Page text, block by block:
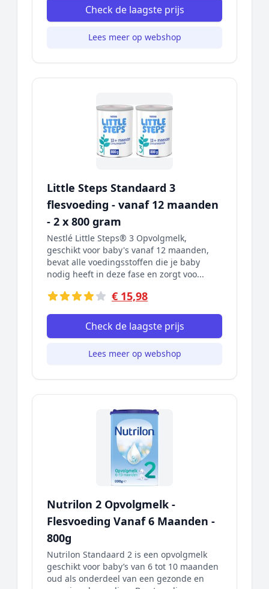
Check de laagste prijs
Lees meer op webshop
Little Steps Standaard 3
flesvoeding - vanaf 12 maanden
- 2 x 800 gram
Nestlé Little Steps® 3 Opvolgmelk,
geschikt voor baby's vanaf 12 maanden,
bevat alle voedingsstoffen die je baby
nodig heeft in deze fase en zorgt voo...
€ 15,98
Check de laagste prijs
Lees meer op webshop
Nutrilon 2 Opvolgmelk -
Flesvoeding Vanaf 6 Maanden -
800g
Nutrilon Standaard 2 is een opvolgmelk
geschikt voor baby’s van 6 tot 10 maanden
oud als onderdeel van een gezonde en